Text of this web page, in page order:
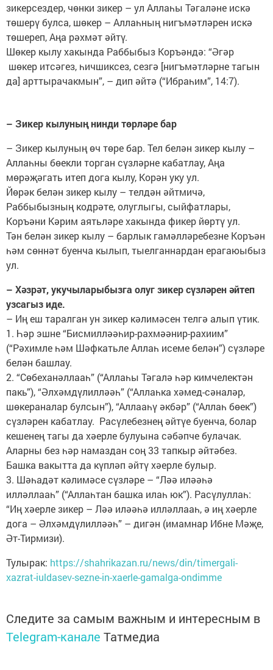
зикерсездер, чөнки зикер – ул Аллаһы Тәгаләне искә
төшерү булса, шөкер – Аллаһның нигъмәтләрен искә
төшереп, Аңа рәхмәт әйтү.
Шөкер кылу хакында Раббыбыз Коръәндә: “Әгәр
шөкер итсәгез, һичшиксез, сезгә [нигъмәтләрне тагын
да] арттырачакмын”, – дип әйтә (“Ибраһим”, 14:7).
– Зикер кылуның нинди төрләре бар
– Зикер кылуның өч төре бар. Тел белән зикер кылу –
Аллаһны бөекли торган сүзләрне кабатлау, Аңа
мөрәҗәгать итеп дога кылу, Корән уку ул.
Йөрәк белән зикер кылу – телдән әйтмичә,
Раббыбызның кодрәте, олуглыгы, сыйфатлары,
Коръәни Кәрим аятьләре хакында фикер йөртү ул.
Тән белән зикер кылу – барлык гамәлләребезне Коръән
һәм сөннәт буенча кылып, тыелганнардан ерагаюыбыз
ул.
– Хәзрәт, укучыларыбызга олуг зикер сүзләрен әйтеп
узсагыз иде.
– Иң еш таралган ун зикер кәлимәсен телгә алып үтик.
1. Һәр эшне “Бисмилләәһир-рахмәәнир-рахиим”
(“Рәхимле һәм Шәфкатьле Аллаһ исеме белән”) сүзләре
белән башлау.
2. “Сөбеханәллааһ” (“Аллаһы Тәгалә һәр кимчелектән
пакь”), “Әлхәмдүлилләәһ” (“Аллаһка хәмед-сәналәр,
шөкераналар булсын”), “Аллааһү әкбәр” (“Аллаһ бөек”)
сүзләрен кабатлау. Расүлебезнең әйтүе буенча, болар
кешенең тагы да хәерле булуына сәбәпче булачак.
Аларны без һәр намаздан соң 33 тапкыр әйтәбез.
Башка вакытта да күпләп әйтү хәерле булыр.
3. Шәһадәт кәлимәсе сүзләре – “Ләә иләәһә
илләллааһ” (“Аллаһтан башка илаһ юк”). Расүлуллаһ:
“Иң хәерле зикер – Ләә иләәһә илләллааһ, ә иң хәерле
дога – Әлхәмдүлилләәһ” – дигән (имамнар Ибне Мәҗе,
Әт-Тирмизи).
Тулырак: https://shahrikazan.ru/news/din/timergali-
xazrat-iuldasev-sezne-in-xaerle-gamalga-ondimme
Следите за самым важным и интересным в
Telegram-канале Татмедиа